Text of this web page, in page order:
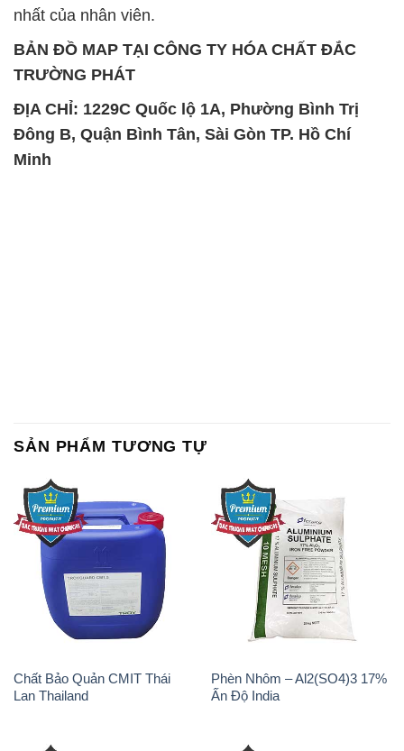
nhất của nhân viên.
BẢN ĐỒ MAP TẠI CÔNG TY HÓA CHẤT ĐẮC
TRƯỜNG PHÁT
ĐỊA CHỈ: 1229C Quốc lộ 1A, Phường Bình Trị
Đông B, Quận Bình Tân, Sài Gòn TP. Hồ Chí
Minh
SẢN PHẨM TƯƠNG TỰ
Chất Bảo Quản CMIT Thái
Lan Thailand
Phèn Nhôm – Al2(SO4)3 17%
Ấn Độ India